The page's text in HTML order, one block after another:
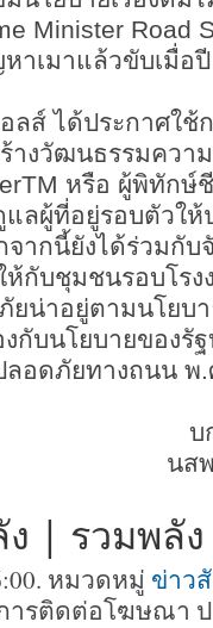
Minister Road
าเมาแล้วขับเมื่อ
ลส์ ได้ประกาศใ
างวัฒนธรรมควา
หรือ ผู้พิทักษ์
ลผู้ที่อยู่รอบตัวใ
กนี้ยังได้ร่วมกับจั
กับชุมชนรอบโรง
ยน่าอยู่ตามนโยบ
กับนโยบายของรั
อดภัยทางถนน พ.
บ
นส
| รวมพลั
หมวดหมู่ ข่าว
ารติดต่อโฆษณา